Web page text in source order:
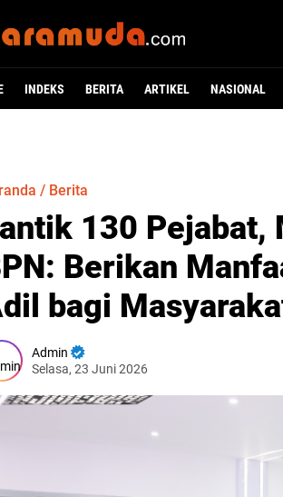
INDEKS BERITA ARTIKEL NASIONAL
/ Berita
130 Pejabat,
Berikan
bagi
Admin
Selasa, 23 Juni 2026